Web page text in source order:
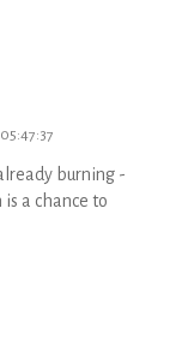
burning -
a chance to